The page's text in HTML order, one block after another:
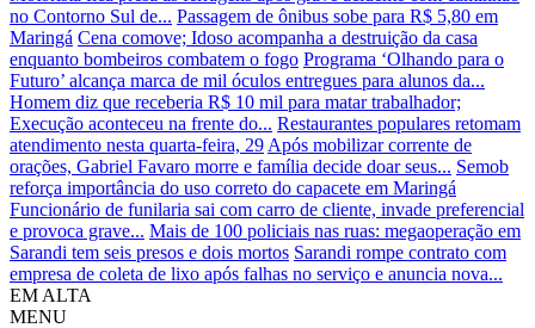
no Contorno Sul de... Passagem de ônibus sobe para R$ 5,80 em
Maringá Cena comove; Idoso acompanha a destruição da casa
enquanto bombeiros combatem o fogo Programa ‘Olhando para o
Futuro’ alcança marca de mil óculos entregues para alunos da...
Homem diz que receberia R$ 10 mil para matar trabalhador;
Execução aconteceu na frente do... Restaurantes populares retomam
atendimento nesta quarta-feira, 29 Após mobilizar corrente de
orações, Gabriel Favaro morre e família decide doar seus... Semob
reforça importância do uso correto do capacete em Maringá
Funcionário de funilaria sai com carro de cliente, invade preferencial
e provoca grave... Mais de 100 policiais nas ruas: megaoperação em
Sarandi tem seis presos e dois mortos Sarandi rompe contrato com
empresa de coleta de lixo após falhas no serviço e anuncia nova...
EM ALTA
MENU